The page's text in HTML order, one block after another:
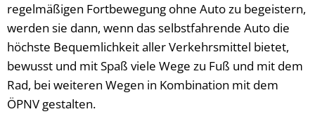
regelmäßigen Fortbewegung ohne Auto zu begeistern,
werden sie dann, wenn das selbstfahrende Auto die
höchste Bequemlichkeit aller Verkehrsmittel bietet,
bewusst und mit Spaß viele Wege zu Fuß und mit dem
Rad, bei weiteren Wegen in Kombination mit dem
ÖPNV gestalten.